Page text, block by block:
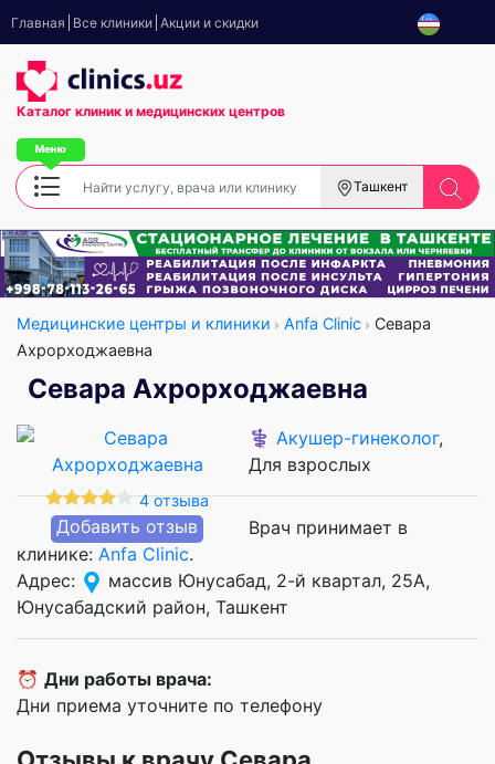
Главная Все клиники Акции и скидки
Каталог клиник и медицинских центров
Ташкент
Медицинские центры и клиники Anfa Clinic
Севара
Ахрорходжаевна
Севара Ахрорходжаевна
4 отзыва
Добавить отзыв
⚕️ Акушер-гинеколог,
Для взрослых
Врач принимает в
клинике: Anfa Clinic.
Адрес:
массив Юнусабад, 2-й квартал, 25А,
Юнусабадский район, Ташкент
⏰ Дни работы врача:
Дни приема уточните по телефону